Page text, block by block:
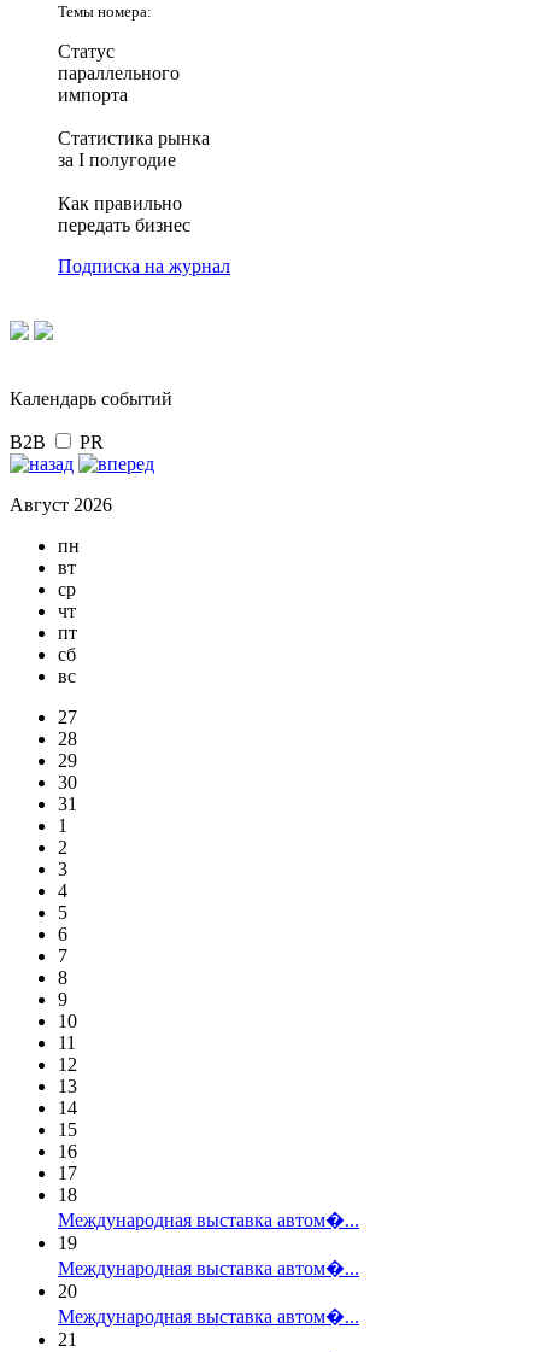
Темы номера:
Статус
параллельного
импорта
Статистика рынка
за I полугодие
Как правильно
передать бизнес
Подписка на журнал
Календарь событий
B2B PR
Август 2026
пн
вт
ср
чт
пт
сб
вс
27
28
29
30
31
1
2
3
4
5
6
7
8
9
10
11
12
13
14
15
16
17
18
Международная выставка автом�...
19
Международная выставка автом�...
20
Международная выставка автом�...
21